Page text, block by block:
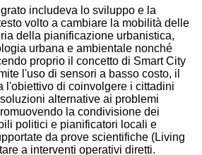
includeva lo sviluppo e la
volto a cambiare la mobilità delle
della pianificazione urbanistica,
urbana e ambientale nonché
proprio il concetto di Smart City
l'uso di sensori a basso costo, il
l'obiettivo di coinvolgere i cittadini
alternative ai problemi
la condivisione dei
politici e pianificatori locali e
da prove scientifiche (Living
a interventi operativi diretti.